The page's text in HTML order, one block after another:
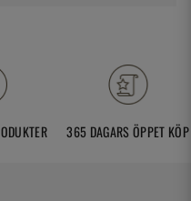
365 DAGARS ÖPPET KÖP